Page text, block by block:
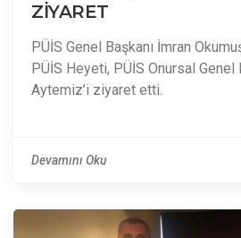
ZİYARET
PÜİS Genel Başkanı İmran
PÜİS Heyeti, PÜİS Onursal Genel
Aytemiz’i ziyaret etti.
Devamını Oku